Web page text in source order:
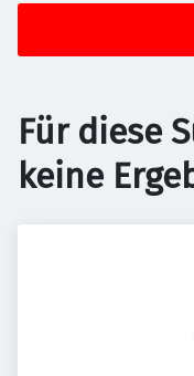
Für diese
keine